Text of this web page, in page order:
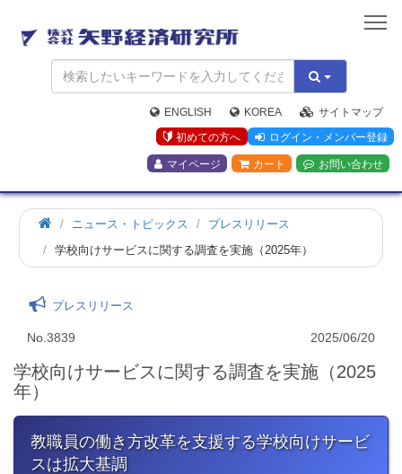
矢
野
経
済
研
究
所
ENGLISH KOREA
サイトマップ
初めての方へ
ログイン・メンバー登録
マイページ カート お問い合わせ
ニュース・トピックス
プレスリリース
学校向けサービスに関する調査を実施（2025年）
プレスリリース
No.3839 2025/06/20
学校向けサービスに関する調査を実施（2025
年）
教職員の働き方改革を支援する学校向けサービ
スは拡大基調